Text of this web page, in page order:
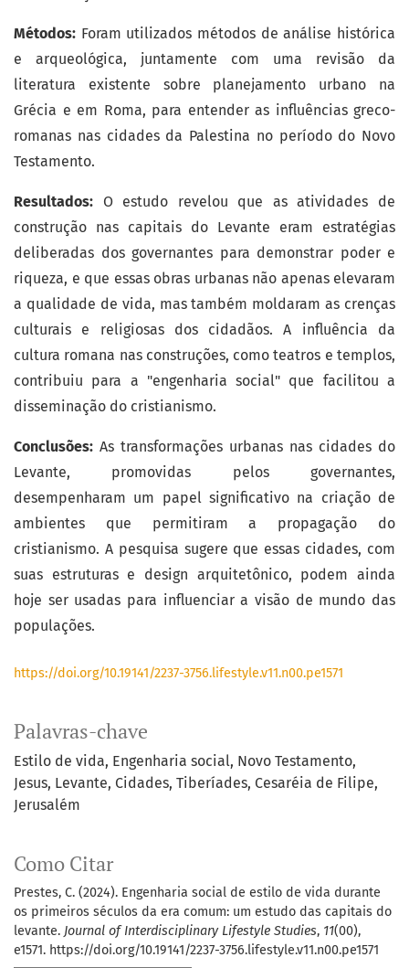
Palavras-chave
Estilo de vida Engenharia social Novo Testamento
Jesus Levante Cidades Tiberíades Cesaréia de Filipe
Jerusalém
Como Citar
Prestes, C. (2024). Engenharia social de estilo de vida durante
os primeiros séculos da era comum: um estudo das capitais do
levante. Journal of Interdisciplinary Lifestyle Studies, 11(00),
e1571. https://doi.org/10.19141/2237-3756.lifestyle.v11.n00.pe1571
Métodos: Foram utilizados métodos de análise histórica
e arqueológica, juntamente com uma revisão da
literatura existente sobre planejamento urbano na
Grécia e em Roma, para entender as influências greco-
romanas nas cidades da Palestina no período do Novo
Testamento.
Resultados: O estudo revelou que as atividades de
construção nas capitais do Levante eram estratégias
deliberadas dos governantes para demonstrar poder e
riqueza, e que essas obras urbanas não apenas elevaram
a qualidade de vida, mas também moldaram as crenças
culturais e religiosas dos cidadãos. A influência da
cultura romana nas construções, como teatros e templos,
contribuiu para a "engenharia social" que facilitou a
disseminação do cristianismo.
Conclusões: As transformações urbanas nas cidades do
Levante, promovidas pelos governantes,
desempenharam um papel significativo na criação de
ambientes que permitiram a propagação do
cristianismo. A pesquisa sugere que essas cidades, com
suas estruturas e design arquitetônico, podem ainda
hoje ser usadas para influenciar a visão de mundo das
populações.
https://doi.org/10.19141/2237-3756.lifestyle.v11.n00.pe1571